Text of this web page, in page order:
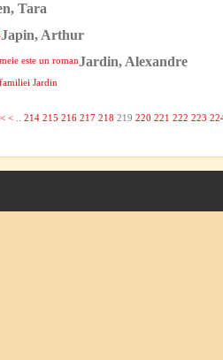
Tara
Japin, Arthur
Jardin, Alexandre
este un roman
Jardin
<.. 214 215 216 217 218 219 220 221 222 223